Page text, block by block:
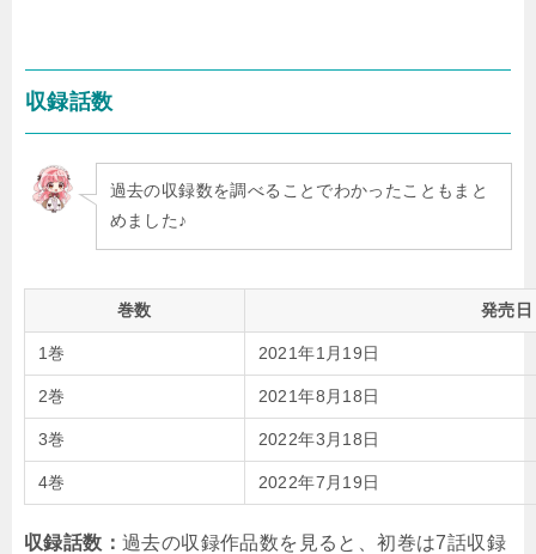
収録話数
過去の収録数を調べることでわかったこともまと
めました♪
巻数 発売日
1巻 2021年1月19日
2巻 2021年8月18日
3巻 2022年3月18日
4巻 2022年7月19日
収録話数： 過去の収録作品数を見ると、初巻は7話収録